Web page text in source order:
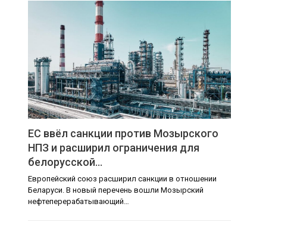
ЕС ввёл санкции против Мозырского
НПЗ и расширил ограничения для
белорусской…
Европейский союз расширил санкции в отношении
Беларуси. В новый перечень вошли Мозырский
нефтеперерабатывающий…